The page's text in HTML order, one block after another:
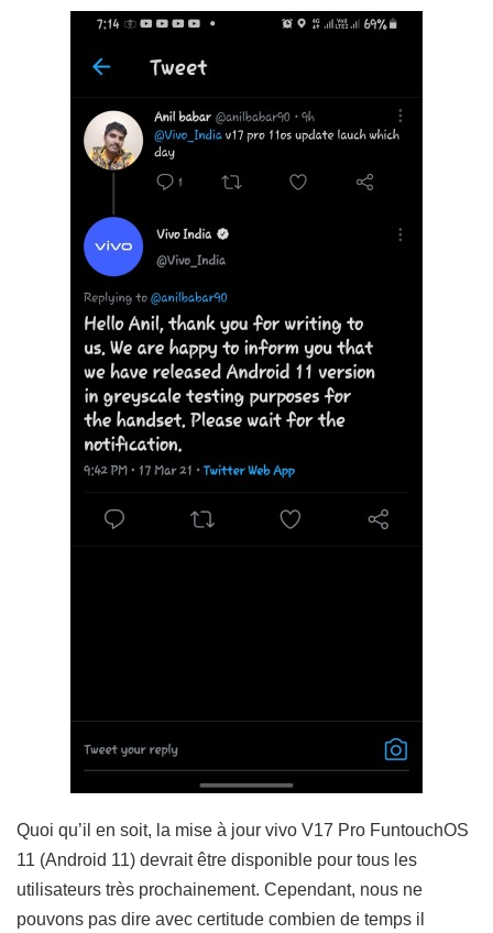
Quoi qu’il en soit, la mise à jour vivo V17 Pro FuntouchOS
11 (Android 11) devrait être disponible pour tous les
utilisateurs très prochainement. Cependant, nous ne
pouvons pas dire avec certitude combien de temps il